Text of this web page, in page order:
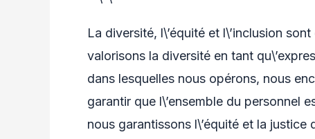
La diversité, l\’équité et l\’inclusion
valorisons la diversité en tant
dans lesquelles nous opérons, nous
garantir que l\’ensemble du personnel
nous garantissons l\’équité et la